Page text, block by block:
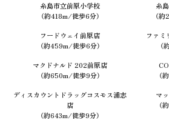
糸島市立前原小学校
（約418m/徒歩6分）
糸
（
フードウェイ前原店
（約459m/徒歩6分）
ファミ
（
マクドナルド 202前原店
（約650m/徒歩9分）
（
ディスカウントドラッグコスモス浦志
店
（約643m/徒歩9分）
マ
（